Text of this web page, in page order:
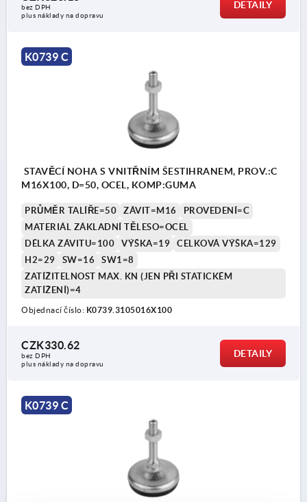
bez DPH
plus náklady na dopravu
DETAILY
K0739 C
STAVĚCÍ NOHA S VNITŘNÍM ŠESTIHRANEM, PROV.:C
M16X100, D=50, OCEL, KOMP:GUMA
PRŮMĚR TALÍŘE=50 ZÁVIT=M16
PROVEDENÍ=C
MATERIÁL ZÁKLADNÍ TĚLESO=OCEL
DÉLKA ZÁVITU=100
VÝŠKA=19
CELKOVÁ VÝŠKA=129
H2=29
SW=16
SW1=8
ZATÍŽITELNOST MAX. KN (JEN PŘI STATICKÉM
ZATÍŽENÍ)=4
Objednací číslo: K0739.3105016X100
CZK330.62
bez DPH
plus náklady na dopravu
DETAILY
K0739 C